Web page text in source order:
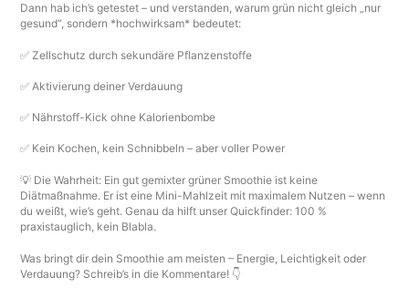
Dann hab ich’s getestet – und verstanden, warum grün nicht gleich „nur
gesund“, sondern *hochwirksam* bedeutet:
✅ Zellschutz durch sekundäre Pflanzenstoffe
✅ Aktivierung deiner Verdauung
✅ Nährstoff-Kick ohne Kalorienbombe
✅ Kein Kochen, kein Schnibbeln – aber voller Power
💡 Die Wahrheit: Ein gut gemixter grüner Smoothie ist keine
Diätmaßnahme. Er ist eine Mini-Mahlzeit mit maximalem Nutzen – wenn
du weißt, wie’s geht. Genau da hilft unser Quickfinder: 100 %
praxistauglich, kein Blabla.
Was bringt dir dein Smoothie am meisten – Energie, Leichtigkeit oder
Verdauung? Schreib’s in die Kommentare! 👇